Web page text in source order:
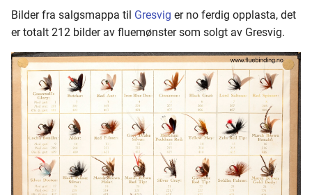
Bilder fra salgsmappa til Gresvig er no ferdig opplasta, det
er totalt 212 bilder av fluemønster som solgt av Gresvig.